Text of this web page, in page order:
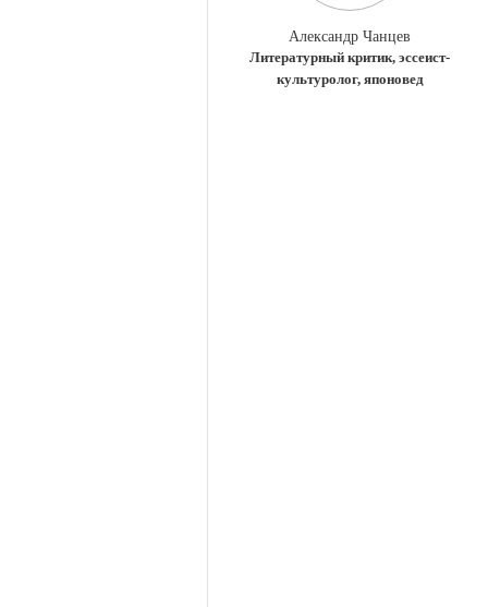
Александр Чанцев
Литературный критик, эссеист-
культуролог, японовед